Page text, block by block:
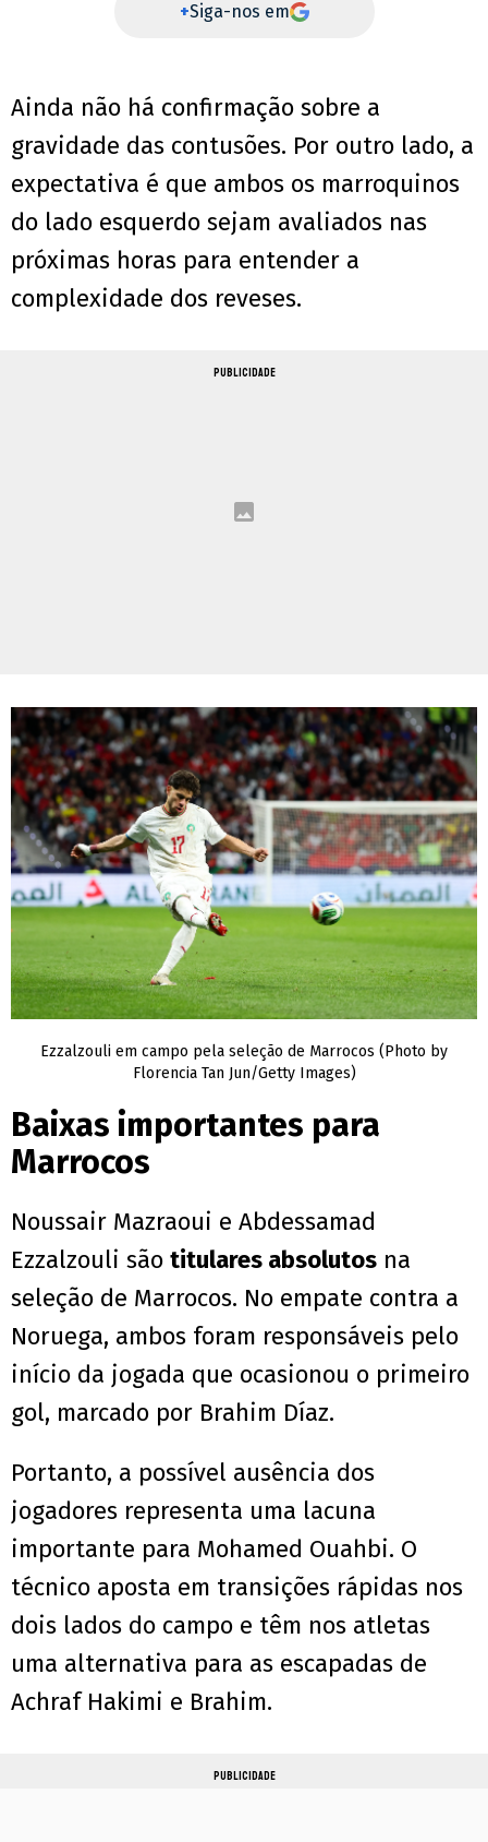
+Siga-nos em
Ainda não há confirmação sobre a
gravidade das contusões. Por outro lado, a
expectativa é que ambos os marroquinos
do lado esquerdo sejam avaliados nas
próximas horas para entender a
complexidade dos reveses.
PUBLICIDADE
Ezzalzouli em campo pela seleção de Marrocos (Photo by
Florencia Tan Jun/Getty Images)
Baixas importantes para
Marrocos
Noussair Mazraoui e Abdessamad
Ezzalzouli são titulares absolutos na
seleção de Marrocos. No empate contra a
Noruega, ambos foram responsáveis pelo
início da jogada que ocasionou o primeiro
gol, marcado por Brahim Díaz.
Portanto, a possível ausência dos
jogadores representa uma lacuna
importante para Mohamed Ouahbi. O
técnico aposta em transições rápidas nos
dois lados do campo e têm nos atletas
uma alternativa para as escapadas de
Achraf Hakimi e Brahim.
PUBLICIDADE